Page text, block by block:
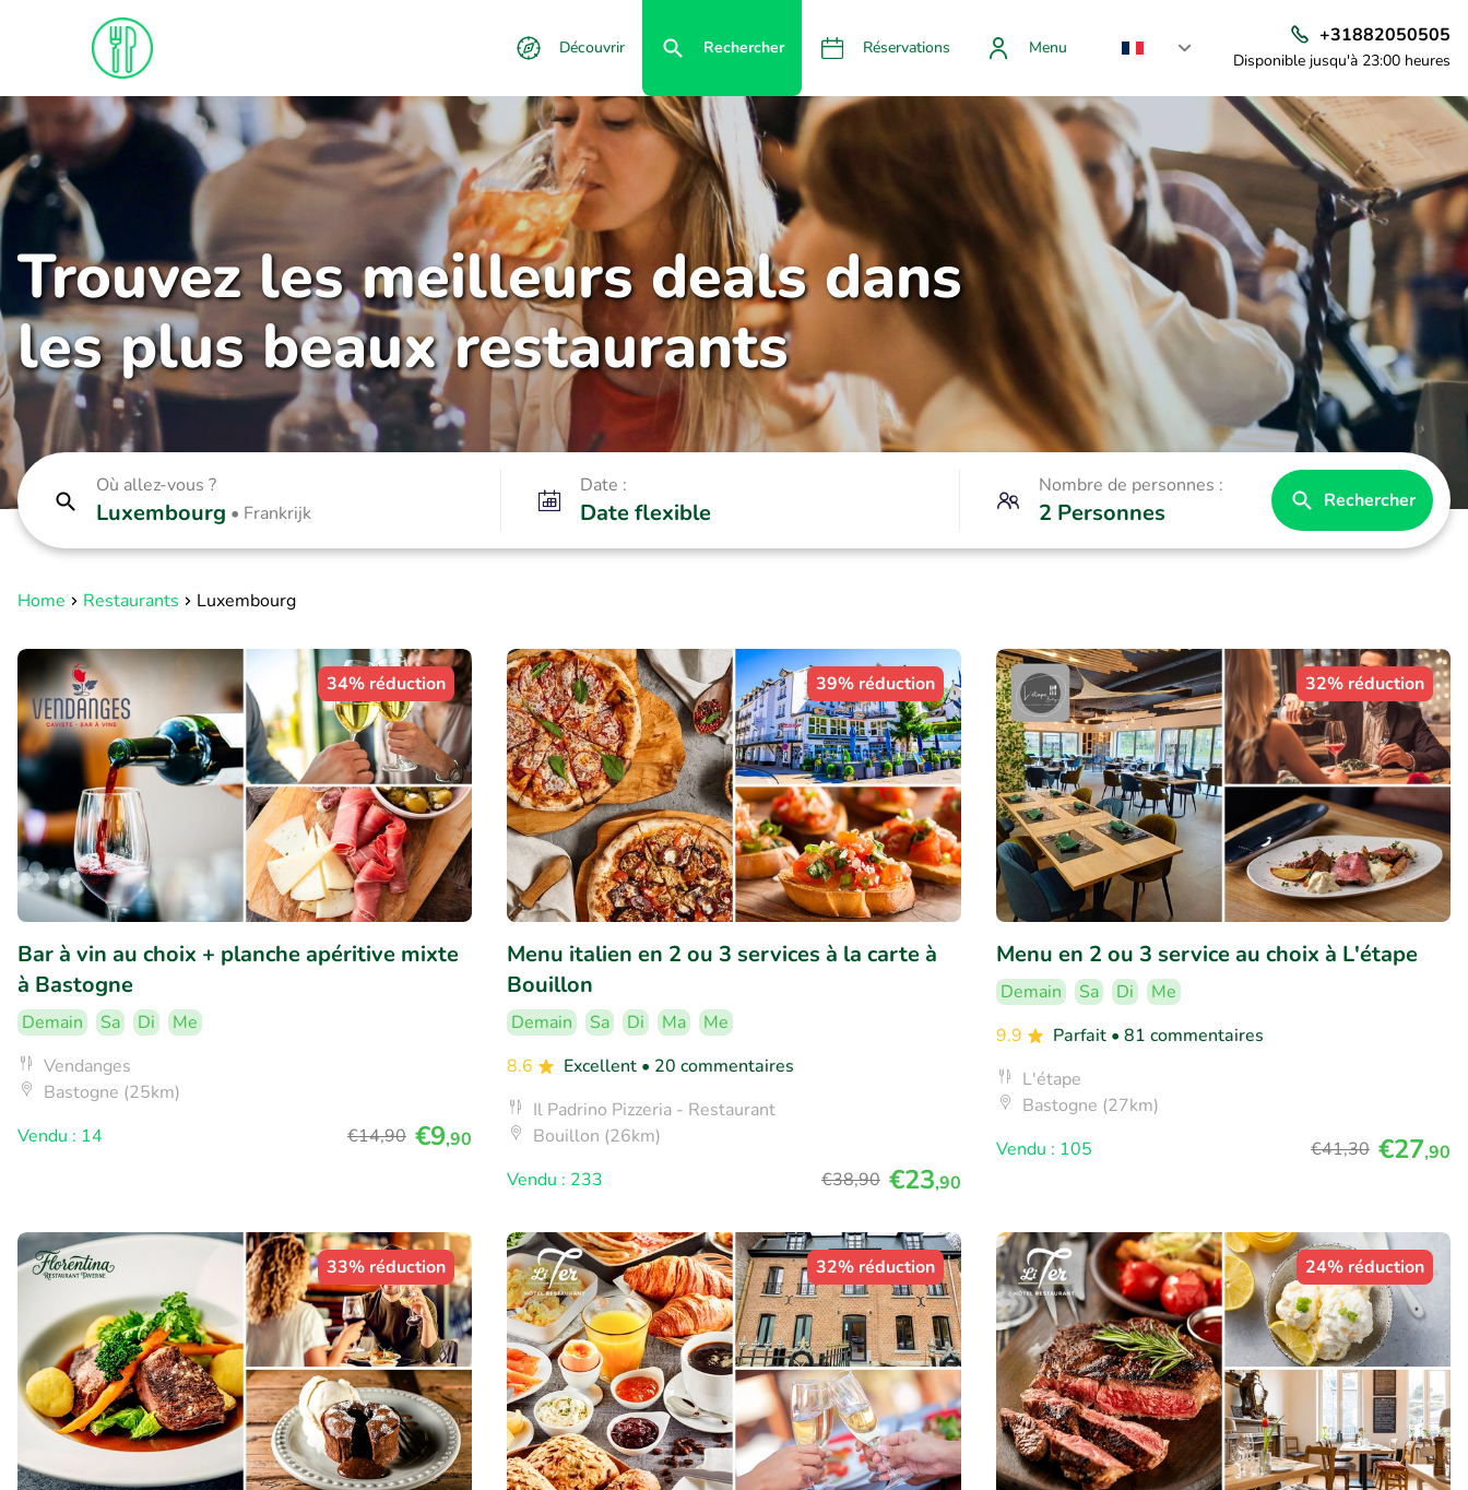
Découvrir Rechercher Réservations Menu
+31882050505
Disponible jusqu'à 23:00 heures
Trouvez les meilleurs deals dans
les plus beaux restaurants
Où allez-vous ?
Luxembourg • Frankrijk
Date :
Date flexible
Nombre de personnes :
2 Personnes Rechercher
Home Restaurants Luxembourg
34% réduction
Bar à vin au choix + planche apéritive mixte
à Bastogne
Demain Sa Di
Me
Vendanges
Bastogne (25km)
Vendu : 14
€14,90 €9,90
39% réduction
Menu italien en 2 ou 3 services à la carte à
Bouillon
Demain Sa Di Ma
Me
8.6
Excellent • 20 commentaires
Il Padrino Pizzeria - Restaurant
Bouillon (26km)
Vendu : 233
€38,90 €23,90
32% réduction
Menu en 2 ou 3 service au choix à L'étape
Demain Sa Di
Me
9.9
Parfait • 81 commentaires
L'étape
Bastogne (27km)
Vendu : 105
€41,30 €27,90
33% réduction 32% réduction 24% réduction